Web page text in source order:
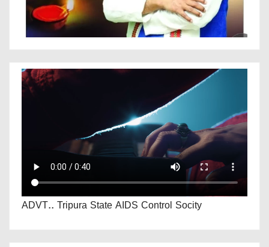
ADVT.. Tripura State AIDS Control Socity